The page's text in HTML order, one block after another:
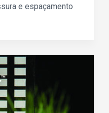
e espaçamento